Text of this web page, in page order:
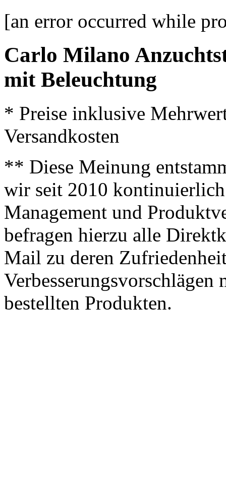
[an error occurred while
Carlo Milano
mit Beleuchtung
* Preise inklusive
Versandkosten
** Diese Meinung
wir seit 2010
Management und
befragen hierzu alle
Mail zu deren
bestellten Produkten.